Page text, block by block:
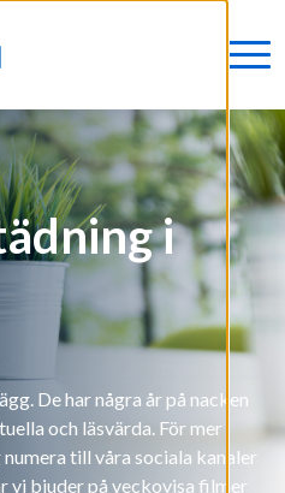
i
De har några år på nacken
och läsvärda. För mer
till våra sociala kanaler
vi bjuder på veckovisa filmer